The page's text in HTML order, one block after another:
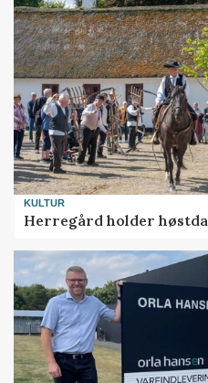
KULTUR
Herregård holder